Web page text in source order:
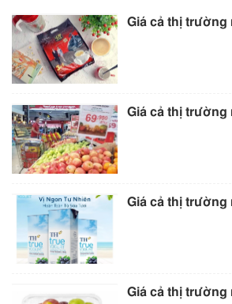
Giá cả thị trường
Giá cả thị trường
Giá cả thị trường
Giá cả thị trường